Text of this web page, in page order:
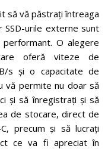
să vă păstrați întreaga
urile externe sunt
O alegere
oferă viteze de
s și o capacitate de
vă permite nu doar să
și să înregistrați și să
de stocare, direct de
precum și să lucrați
ce va fi apreciat în